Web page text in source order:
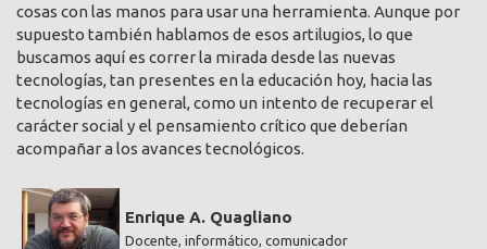
cosas con las manos para usar una herramienta. Aunque por
supuesto también hablamos de esos artilugios, lo que
buscamos aquí es correr la mirada desde las nuevas
tecnologías, tan presentes en la educación hoy, hacia las
tecnologías en general, como un intento de recuperar el
carácter social y el pensamiento crítico que deberían
acompañar a los avances tecnológicos.
Enrique A. Quagliano
Docente, informático, comunicador